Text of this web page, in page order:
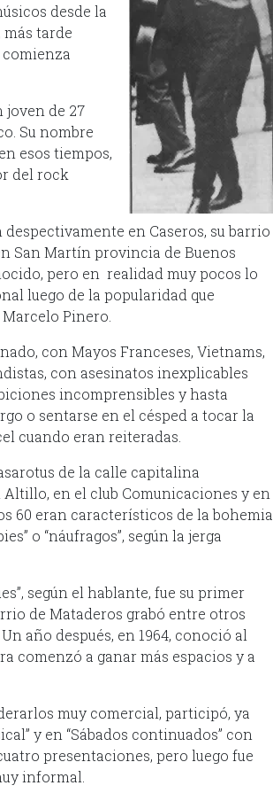
desde la
tarde
joven de 27
Su nombre
esos tiempos,
del rock
en Caseros, su barrio
San Martín provincia de Buenos
pero en realidad muy pocos lo
luego de la popularidad que
Pinero.
con Mayos Franceses, Vietnams,
con asesinatos inexplicables
incomprensibles y hasta
o sentarse en el césped a tocar la
cuando eran reiteradas.
de la calle capitalina
en el club Comunicaciones y en
60 eran característicos de la bohemia
o “náufragos”, según la jerga
según el hablante, fue su primer
de Mataderos grabó entre otros
año después, en 1964, conoció al
comenzó a ganar más espacios y a
muy comercial, participó, ya
y en “Sábados continuados” con
presentaciones, pero luego fue
informal.